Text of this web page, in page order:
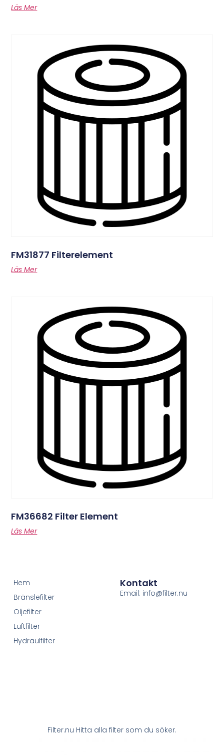
Läs Mer
FM31877 Filterelement
Läs Mer
FM36682 Filter Element
Läs Mer
Filter.nu Hitta alla filter som du söker.
Hem
Bränslefilter
Oljefilter
Luftfilter
Hydraulfilter
Kontakt
Email: info@filter.nu